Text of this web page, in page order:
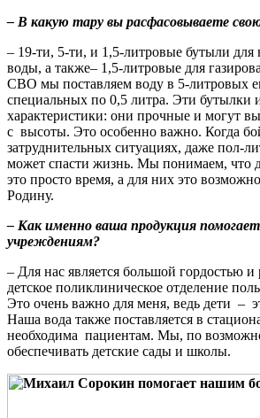
– В какую тару вы расфасовываете
– 19-ти, 5-ти, и 1,5-литровые бутыли для
воды, а также– 1,5-литровые для
СВО мы поставляем воду в 5-литровых
специальных по 0,5 литра. Эти бутылки
характеристики: они прочные и могут
с высоты. Это особенно важно. Когда
затруднительных ситуациях, даже пол-
может спасти жизнь. Мы понимаем, что
это просто время, а для них это
Родину.
– Как именно ваша продукция
учреждениям?
– Для нас является большой гордостью и
детское поликлиническое отделение
Это очень важно для меня, ведь дети –
Наша вода также поставляется в
необходима пациентам. Мы, по
обеспечивать детские сады и школы.